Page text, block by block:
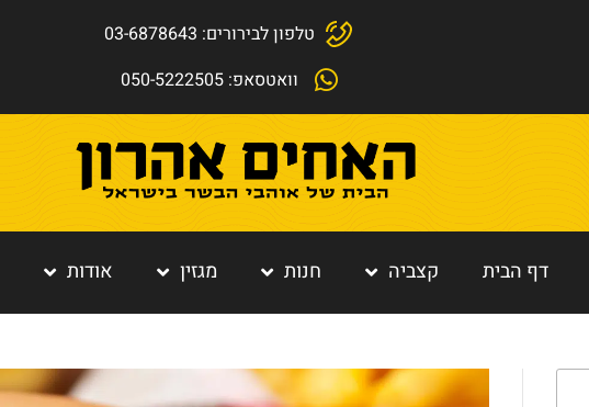
טלפון לבירורים: 03-6878643
וואטסאפ: 050-5222505
דף הבית קצביה חנות מגזין אודות